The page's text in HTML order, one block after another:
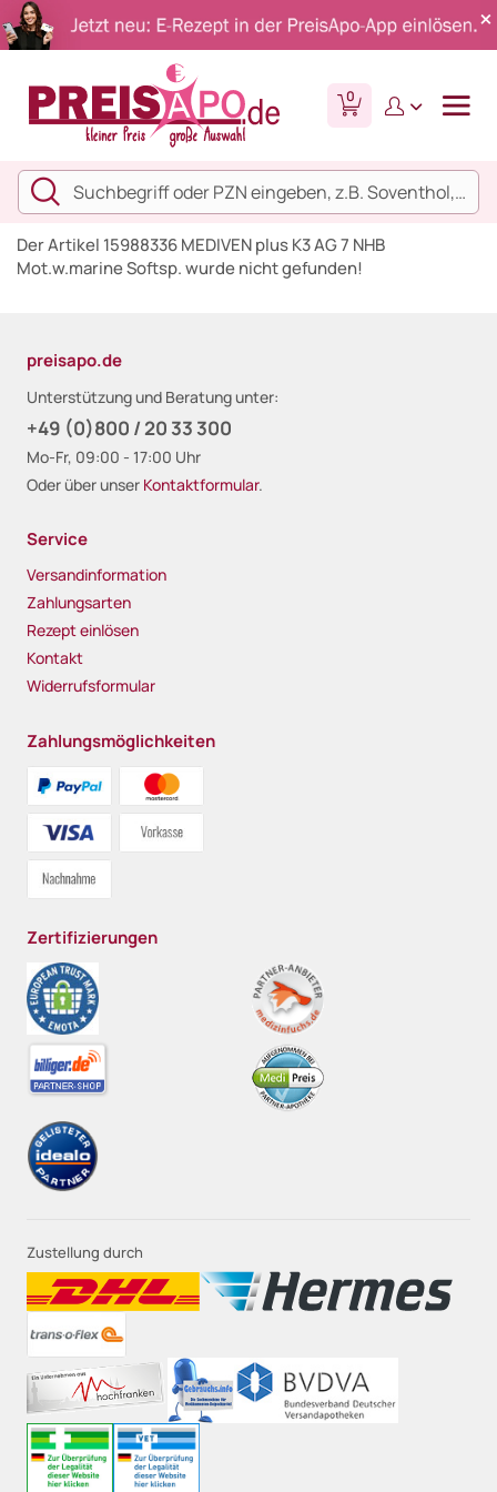
0
Der Artikel 15988336 MEDIVEN plus K3 AG 7 NHB
Mot.w.marine Softsp. wurde nicht gefunden!
preisapo.de
Unterstützung und Beratung unter:
+49 (0)800 / 20 33 300
Mo-Fr, 09:00 - 17:00 Uhr
Oder über unser Kontaktformular.
Service
Versandinformation
Zahlungsarten
Rezept einlösen
Kontakt
Widerrufsformular
Zahlungsmöglichkeiten
Zertifizierungen
Zustellung durch